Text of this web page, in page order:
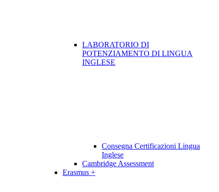
LABORATORIO DI
POTENZIAMENTO DI LINGUA
INGLESE
Consegna Certificazioni Lingua
Inglese
Cambridge Assessment
Erasmus +